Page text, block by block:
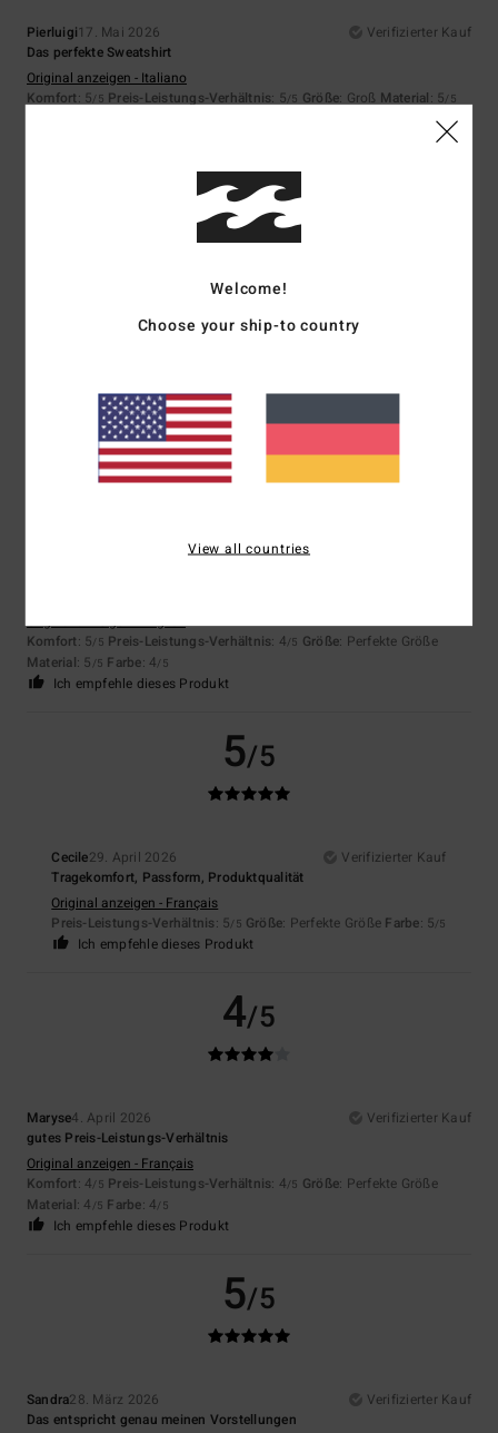
Pierluigi17. Mai 2026
Verifizierter Kauf
Das perfekte Sweatshirt
Original anzeigen - Italiano
Komfort: 5/5 Preis-Leistungs-Verhältnis: 5/5 Größe: Groß Material: 5/5
5/5
Bequem, leicht und schlicht
5 /5
Komfort: 5/5 Preis-Leistungs-Verhältnis: 4/5 Größe: Perfekte Größe
Material: 5 /5 Farbe: 4/5
Ich empfehle dieses Produkt
5/5
Cecile29. April 2026
Verifizierter Kauf
Tragekomfort, Passform, Produktqualität
Original anzeigen - Français
Preis-Leistungs-Verhältnis: 5/5 Größe: Perfekte Größe Farbe: 5/5
Ich empfehle dieses Produkt
4/5
Maryse4. April 2026
Verifizierter Kauf
gutes Preis-Leistungs-Verhältnis
Original anzeigen - Français
Komfort: 4/5 Preis-Leistungs-Verhältnis: 4/5 Größe: Perfekte Größe
Material: 4 /5 Farbe: 4/5
Ich empfehle dieses Produkt
5/5
Sandra28. März 2026
Verifizierter Kauf
Das entspricht genau meinen Vorstellungen
Welcome!
Choose your ship-to country
View all countries